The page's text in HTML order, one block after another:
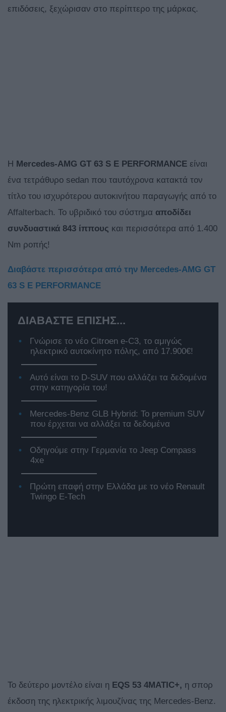
επιδόσεις, ξεχώρισαν στο περίπτερο της μάρκας.
Η Mercedes-AMG GT 63 S E PERFORMANCE είναι
ένα τετράθυρο sedan που ταυτόχρονα κατακτά τον
τίτλο του ισχυρότερου αυτοκινήτου παραγωγής από το
Affalterbach. Το υβριδικό του σύστημα αποδίδει
συνδυαστικά 843 ίππους και περισσότερα από 1.400
Nm ροπής!
Διαβάστε περισσότερα από την Mercedes-AMG GT
63 S E PERFORMANCE
ΔΙΑΒΑΣΤΕ ΕΠΙΣΗΣ...
Γνώρισε το νέο Citroen e-C3, το αμιγώς
ηλεκτρικό αυτοκίνητο πόλης, από 17.900€!
Αυτό είναι το D-SUV που αλλάζει τα δεδομένα
στην κατηγορία του!
Mercedes-Benz GLB Hybrid: Το premium SUV
που έρχεται να αλλάξει τα δεδομένα
Οδηγούμε στην Γερμανία το Jeep Compass
4xe
Πρώτη επαφή στην Ελλάδα με το νέο Renault
Twingo E-Tech
Το δεύτερο μοντέλο είναι η EQS 53 4MATIC+, η σπορ
έκδοση της ηλεκτρικής λιμουζίνας της Mercedes-Benz.